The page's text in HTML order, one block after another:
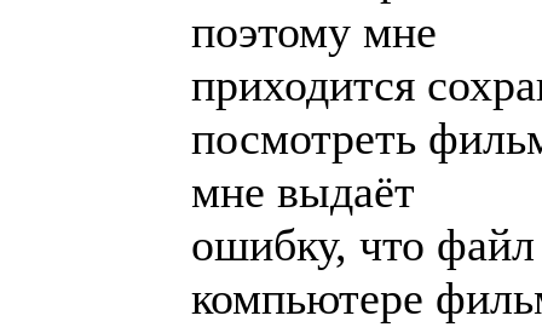
поэтому мне
приходится
посмотреть
мне выдаёт
ошибку, что
компьютере